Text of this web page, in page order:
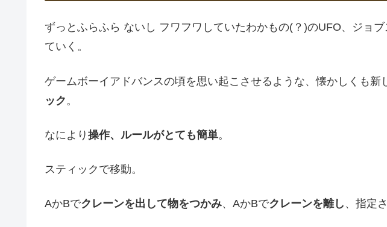
ずっとふらふら ないし フワフワしていたわかもの(？)のUFO、ジョ
ていく。
ゲームボーイアドバンスの頃を思い起こさせるような、懐かしくも新
ック 。
なにより 操作、ルールがとても簡単。
スティックで移動。
AかBでクレーンを出して物をつかみ、AかBでクレーンを離し 、指定